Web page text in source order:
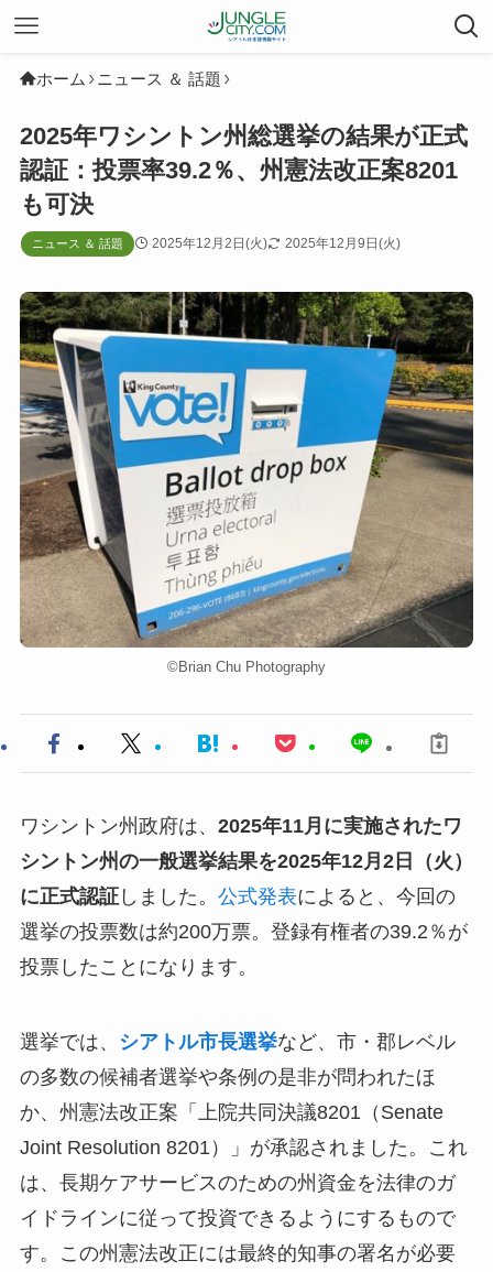
ホーム ニュース ＆ 話題
2025年ワシントン州総選挙の結果が正式
認証：投票率39.2％、州憲法改正案8201
も可決
ニュース ＆ 話題 2025年12月2日(火) 2025年12月9日(火)
©︎Brian Chu Photography
ワシントン州政府は、 2025年11月に実施されたワ
シントン州の一般選挙結果を2025年12月2日（火）
に正式認証しました。 公式発表によると、今回の
選挙の投票数は約200万票。登録有権者の39.2％が
投票したことになります。
選挙では、 シアトル市長選挙など、市・郡レベル
の多数の候補者選挙や条例の是非が問われたほ
か、州憲法改正案「上院共同決議8201（Senate
Joint Resolution 8201）」が承認されました。これ
は、長期ケアサービスのための州資金を法律のガ
イドラインに従って投資できるようにするもので
す。この州憲法改正には最終的知事の署名が必要